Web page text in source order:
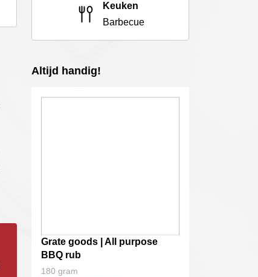
Keuken
Barbecue
Altijd handig!
Grate goods | All purpose
BBQ rub
180 gram